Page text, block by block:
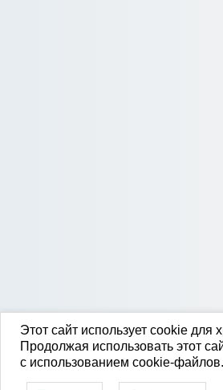
Этот сайт использует cookie для
Продолжая использовать этот
с использованием cookie-файлов.